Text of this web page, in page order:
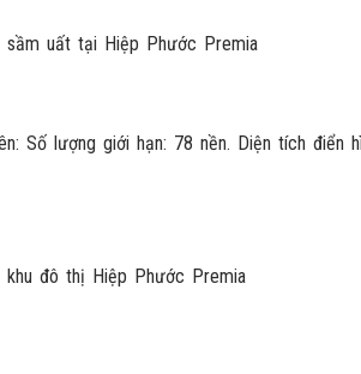
Số lượng giới hạn: 78 nền. Diện tích điển